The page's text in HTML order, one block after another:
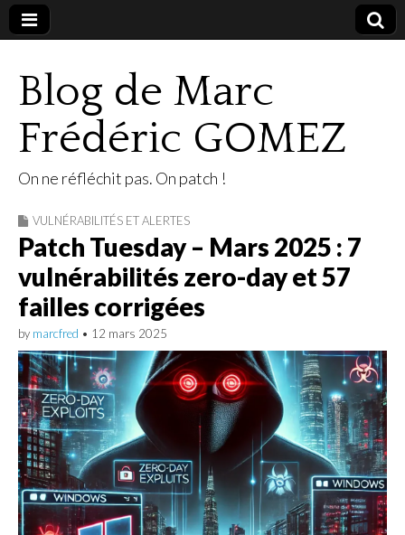
Blog de Marc
Frédéric GOMEZ
On ne réfléchit pas. On patch !
VULNÉRABILITÉS ET ALERTES
Patch Tuesday – Mars 2025 : 7
vulnérabilités zero-day et 57
failles corrigées
by marcfred • 12 mars 2025